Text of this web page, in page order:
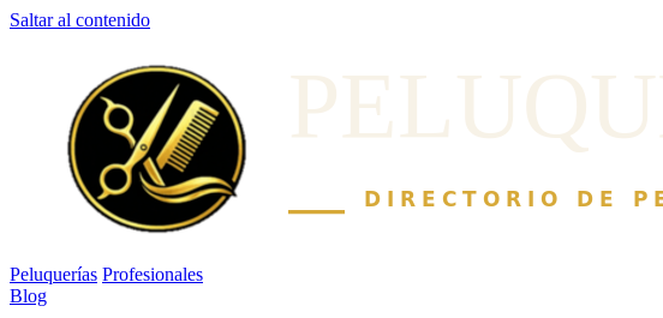
Saltar al contenido
Peluquerías Profesionales
Blog